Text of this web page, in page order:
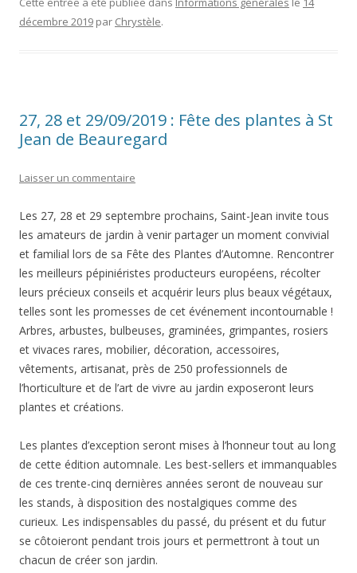
e
b
k
itt
er
ai
l
ss
a
p
k
décembre 2019 par Chrystèle.
27, 28 et 29/09/2019 : Fête des plantes à St
Jean de Beauregard
Laisser un commentaire
Les 27, 28 et 29 septembre prochains, Saint-Jean invite tous
les amateurs de jardin à venir partager un moment convivial
et familial lors de sa Fête des Plantes d’Automne. Rencontrer
les meilleurs pépiniéristes producteurs européens, récolter
leurs précieux conseils et acquérir leurs plus beaux végétaux,
telles sont les promesses de cet événement incontournable !
Arbres, arbustes, bulbeuses, graminées, grimpantes, rosiers
et vivaces rares, mobilier, décoration, accessoires,
vêtements, artisanat, près de 250 professionnels de
l’horticulture et de l’art de vivre au jardin exposeront leurs
plantes et créations.
Les plantes d’exception seront mises à l’honneur tout au long
de cette édition automnale. Les best-sellers et immanquables
de ces trente-cinq dernières années seront de nouveau sur
les stands, à disposition des nostalgiques comme des
curieux. Les indispensables du passé, du présent et du futur
se côtoieront pendant trois jours et permettront à tout un
chacun de créer son jardin.